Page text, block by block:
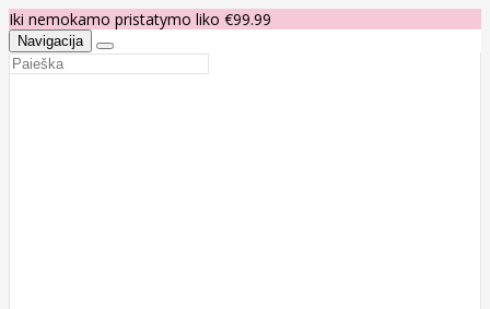
Iki nemokamo pristatymo liko €99.99
Navigacija